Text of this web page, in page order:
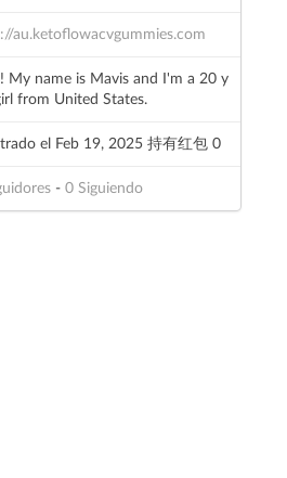
au.ketoflowacvgummies.com
My name is Mavis and I'm a 20 y
from United States.
el Feb 19, 2025 持有红包 0
- 0 Siguiendo